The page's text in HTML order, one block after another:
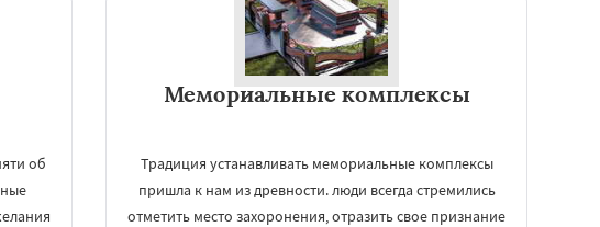
об
Мемориальные комплексы
Традиция устанавливать мемориальные комплексы
пришла к нам из древности. люди всегда стремились
отметить место захоронения, отразить свое признание